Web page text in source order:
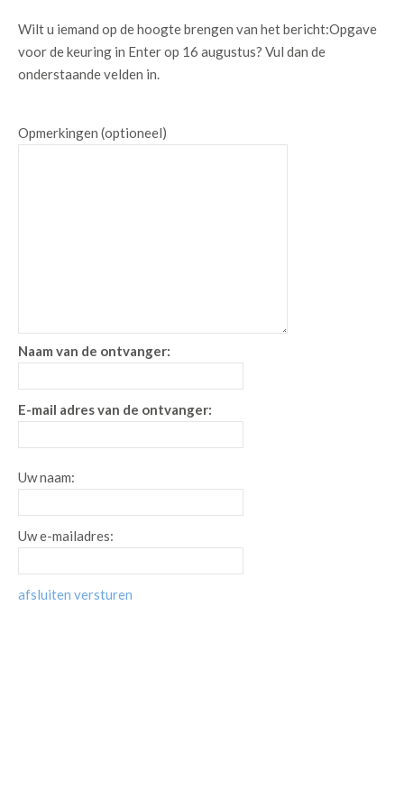
Wilt u iemand op de hoogte brengen van het bericht:Opgave
voor de keuring in Enter op 16 augustus? Vul dan de
onderstaande velden in.
Opmerkingen (optioneel)
Naam van de ontvanger:
E-mail adres van de ontvanger:
Uw naam:
Uw e-mailadres:
afsluiten versturen